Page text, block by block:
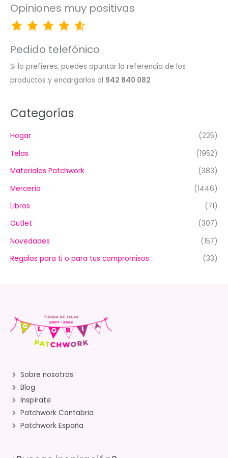
Opiniones muy positivas
Pedido telefónico
Si lo prefieres, puedes apuntar la referencia de los
productos y encargarlos al 942 840 082
Categorías
Hogar
(225)
Telas
(1952)
Materiales Patchwork
(383)
Mercería
(1446)
Libros
(71)
Outlet
(307)
Novedades
(157)
Regalos para ti o para tus compromisos
(33)
Sobre nosotros
Blog
Inspírate
Patchwork Cantabria
Patchwork España